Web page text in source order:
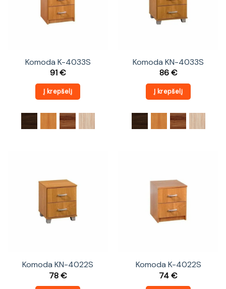
Komoda K-4033S
91€
Į krepšelį
Komoda KN-4033S
86€
Į krepšelį
Komoda KN-4022S
78€
Komoda K-4022S
74€